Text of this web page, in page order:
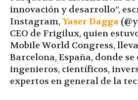
innovación y desarrollo”,
Instagram,Yaser Dagga
CEO de Frigilux, quien
Mobile World Congress,
Barcelona, España, donde
ingenieros, científicos,
expertos en general de la